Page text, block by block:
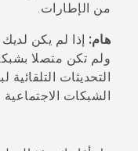
من الإطارات.
هام: إذا لم يكن
ولم تكن متصلا
التحديثات
الشبكات